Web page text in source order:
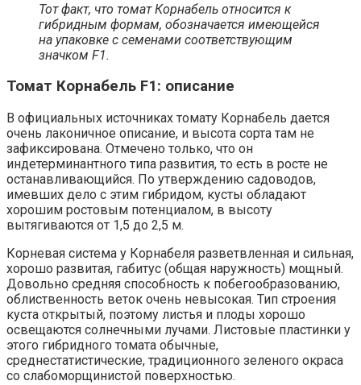
Тот факт, что томат Корнабель относится к
гибридным формам, обозначается имеющейся
на упаковке с семенами соответствующим
значком F1.
Томат Корнабель F1: описание
В официальных источниках томату Корнабель дается
очень лаконичное описание, и высота сорта там не
зафиксирована. Отмечено только, что он
индетерминантного типа развития, то есть в росте не
останавливающийся. По утверждению садоводов,
имевших дело с этим гибридом, кусты обладают
хорошим ростовым потенциалом, в высоту
вытягиваются от 1,5 до 2,5 м.
Корневая система у Корнабеля разветвленная и сильная,
хорошо развитая, габитус (общая наружность) мощный.
Довольно средняя способность к побегообразованию,
облиственность веток очень невысокая. Тип строения
куста открытый, поэтому листья и плоды хорошо
освещаются солнечными лучами. Листовые пластинки у
этого гибридного томата обычные,
среднестатистические, традиционного зеленого окраса
со слабоморщинистой поверхностью.